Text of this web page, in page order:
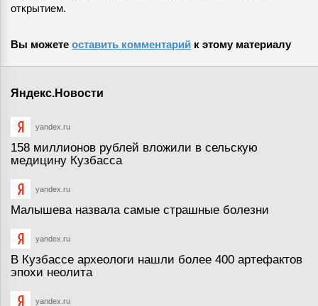
открытием.
Вы можете оставить комментарий к этому материалу
Яндекс.Новости
yandex.ru
158 миллионов рублей вложили в сельскую
медицину Кузбасса
yandex.ru
Малышева назвала самые страшные болезни
yandex.ru
В Кузбассе археологи нашли более 400 артефактов
эпохи неолита
yandex.ru